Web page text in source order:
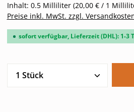
Inhalt: 0.5 Milliliter (20,00 € / 1
Preise inkl. MwSt. zzgl.
sofort verfügbar, Lieferzeit (DHL): 1-3
Produkt Anzahl: Gib